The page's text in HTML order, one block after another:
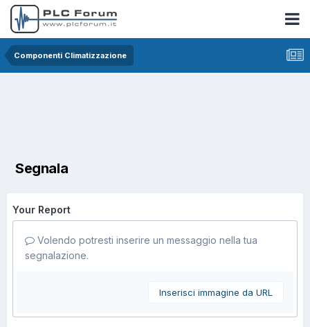
Componenti Climatizzazione
Segnala
Your Report
Volendo potresti inserire un messaggio nella tua
segnalazione.
Inserisci immagine da URL